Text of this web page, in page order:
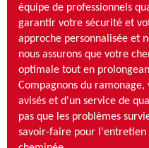
équipe de professionnels
garantir votre sécurité et
approche personnalisée et
nous assurons que votre
optimale tout en
Compagnons du ramonage,
avisés et d'un service de
pas que les problèmes
savoir-faire pour